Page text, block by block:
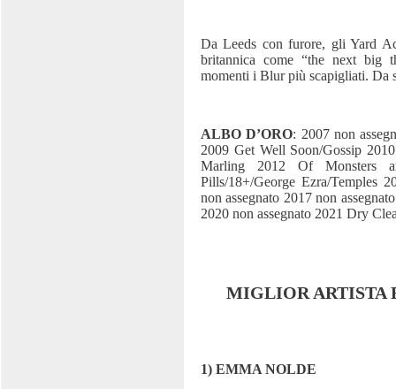
Da Leeds con furore, gli Yard
britannica come “the next big
momenti i Blur più scapigliati. Da
ALBO D’ORO: 2007 non
2009 Get Well Soon/Gossip
Marling 2012 Of Monsters
Pills/18+/George Ezra/Temples
non assegnato 2017 non
2020 non assegnato 2021 Dry
MIGLIOR ARTISTA
1) EMMA NOLDE